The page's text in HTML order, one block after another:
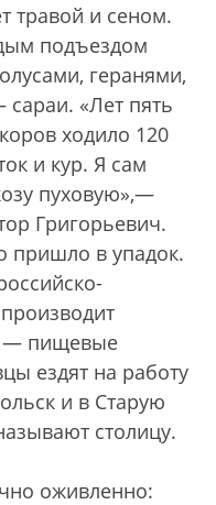
травой и сеном.
подъездом
геранями,
«Лет пять
ходило 120
и кур. Я сам
пуховую»,—
Григорьевич.
пришло в упадок.
— пищевые
ездят на работу
и в Старую
столицу.
оживленно: